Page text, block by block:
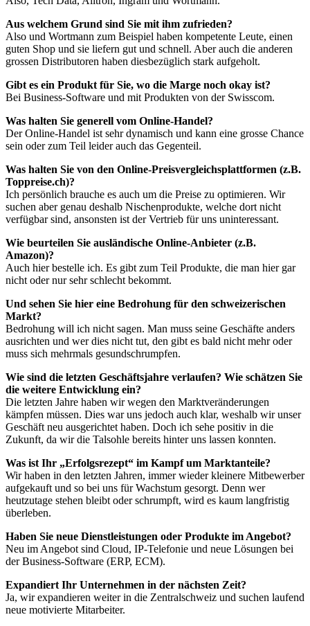
Aus welchem Grund sind Sie mit ihm zufrieden?
Also und Wortmann zum Beispiel haben kompetente Leute, einen
guten Shop und sie liefern gut und schnell. Aber auch die anderen
grossen Distributoren haben diesbezüglich stark aufgeholt.
Gibt es ein Produkt für Sie, wo die Marge noch okay ist?
Bei Business-Software und mit Produkten von der Swisscom.
Was halten Sie generell vom Online-Handel?
Der Online-Handel ist sehr dynamisch und kann eine grosse Chance
sein oder zum Teil leider auch das Gegenteil.
Was halten Sie von den Online-Preisvergleichsplattformen (z.B.
Toppreise.ch)?
Ich persönlich brauche es auch um die Preise zu optimieren. Wir
suchen aber genau deshalb Nischenprodukte, welche dort nicht
verfügbar sind, ansonsten ist der Vertrieb für uns uninteressant.
Wie beurteilen Sie ausländische Online-Anbieter (z.B.
Amazon)?
Auch hier bestelle ich. Es gibt zum Teil Produkte, die man hier gar
nicht oder nur sehr schlecht bekommt.
Und sehen Sie hier eine Bedrohung für den schweizerischen
Markt?
Bedrohung will ich nicht sagen. Man muss seine Geschäfte anders
ausrichten und wer dies nicht tut, den gibt es bald nicht mehr oder
muss sich mehrmals gesundschrumpfen.
Wie sind die letzten Geschäftsjahre verlaufen? Wie schätzen Sie
die weitere Entwicklung ein?
Die letzten Jahre haben wir wegen den Marktveränderungen
kämpfen müssen. Dies war uns jedoch auch klar, weshalb wir unser
Geschäft neu ausgerichtet haben. Doch ich sehe positiv in die
Zukunft, da wir die Talsohle bereits hinter uns lassen konnten.
Was ist Ihr „Erfolgsrezept“ im Kampf um Marktanteile?
Wir haben in den letzten Jahren, immer wieder kleinere Mitbewerber
aufgekauft und so bei uns für Wachstum gesorgt. Denn wer
heutzutage stehen bleibt oder schrumpft, wird es kaum langfristig
überleben.
Haben Sie neue Dienstleistungen oder Produkte im Angebot?
Neu im Angebot sind Cloud, IP-Telefonie und neue Lösungen bei
der Business-Software (ERP, ECM).
Expandiert Ihr Unternehmen in der nächsten Zeit?
Ja, wir expandieren weiter in die Zentralschweiz und suchen laufend
neue motivierte Mitarbeiter.